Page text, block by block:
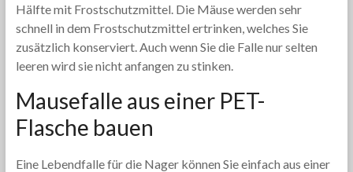
Hälfte mit Frostschutzmittel. Die Mäuse werden sehr
schnell in dem Frostschutzmittel ertrinken, welches Sie
zusätzlich konserviert. Auch wenn Sie die Falle nur selten
leeren wird sie nicht anfangen zu stinken.
Mausefalle aus einer PET-
Flasche bauen
Eine Lebendfalle für die Nager können Sie einfach aus einer